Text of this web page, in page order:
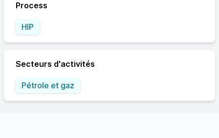
Process
HIP
Secteurs d'activités
Pétrole et gaz